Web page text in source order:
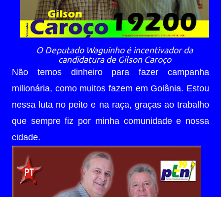
O Deputado Waguinho é incentivador da
candidatura de Gilson Caroço
Não temos dinheiro para fazer campanha
milionária, como muitos fazem em Goiânia. Estou
nessa luta no peito e na raça, graças ao trabalho
que sempre fiz por minha comunidade e nossa
cidade.